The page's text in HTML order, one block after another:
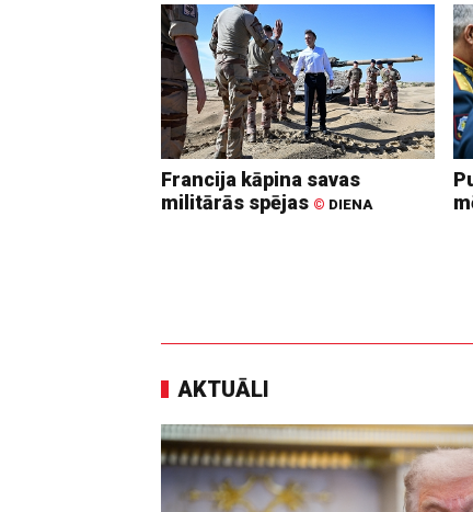
Francija kāpina savas
militārās spējas © DIENA
AKTUĀLI